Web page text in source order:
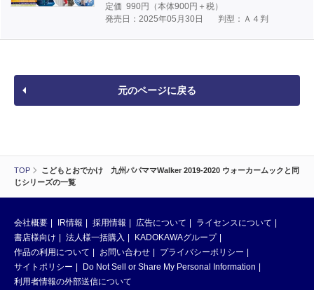
TOP
こどもとおでかけ 九州パパママWalker 2019-2020 ウォーカームックと同
じシリーズの一覧
定価 990円（本体900円＋税）
発売日：2025年05月30日
判型：Ａ４判
元のページに戻る
会社概要 IR情報 採用情報 広告について
ライセンスについて
書店様向け
法人様一括購入
KADOKAWAグループ
作品の利用について
お問い合わせ
プライバシーポリシー
サイトポリシー
Do Not Sell or Share My Personal Information
利用者情報の外部送信について